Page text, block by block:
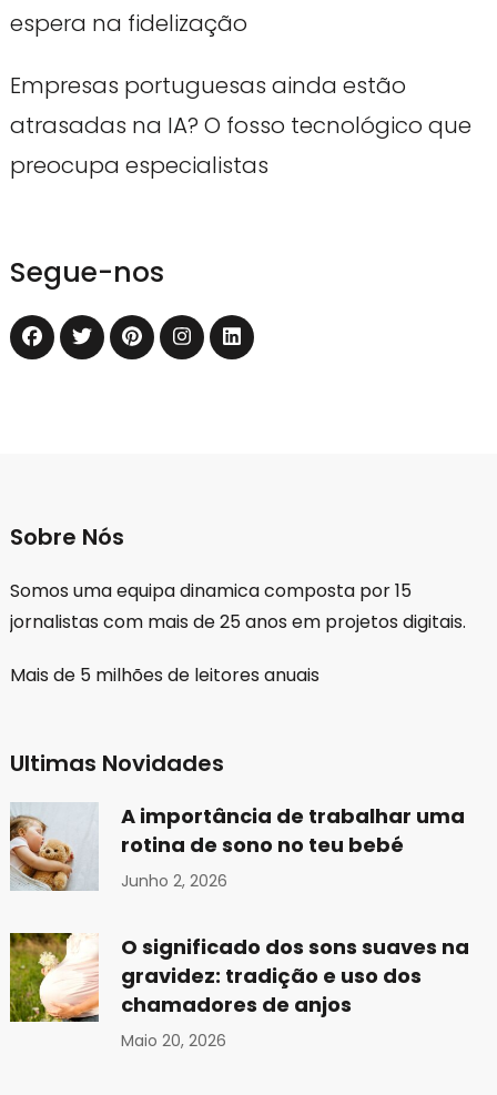
espera na fidelização
Empresas portuguesas ainda estão
atrasadas na IA? O fosso tecnológico que
preocupa especialistas
Segue-nos
Sobre Nós
Somos uma equipa dinamica composta por 15
jornalistas com mais de 25 anos em projetos digitais.
Mais de 5 milhões de leitores anuais
Ultimas Novidades
A importância de trabalhar uma
rotina de sono no teu bebé
Junho 2, 2026
O significado dos sons suaves na
gravidez: tradição e uso dos
chamadores de anjos
Maio 20, 2026